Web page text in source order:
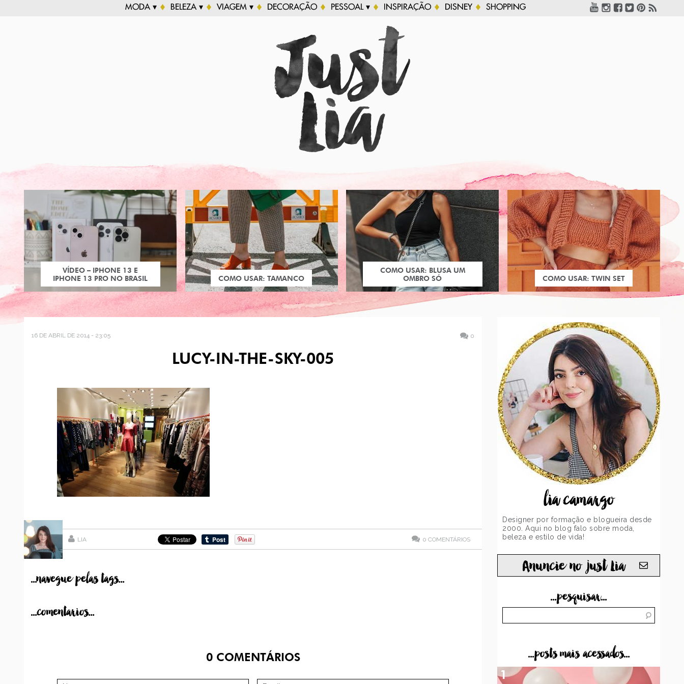
MODA ▾ BELEZA ▾ VIAGEM ▾ DECORAÇÃO PESSOAL ▾ INSPIRAÇÃO DISNEY SHOPPING
VÍDEO – IPHONE 13 E
IPHONE 13 PRO NO BRASIL
COMO USAR: TAMANCO
COMO USAR: BLUSA UM
OMBRO SÓ
COMO USAR: TWIN SET
16 DE ABRIL DE 2014 - 23:05 0
LUCY-IN-THE-SKY-005
LIA 0 COMENTÁRIOS
...navegue pelas tags...
...comentarios...
0COMENTÁRIOS
lia camargo
Designer por formação e blogueira desde
2000. Aqui no blog falo sobre moda,
beleza e estilo de vida!
Anuncie no just Lia
...pesquisar...
...posts mais acessados...
1